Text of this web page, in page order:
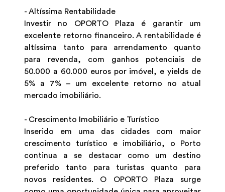
- Altíssima Rentabilidade
Investir no OPORTO Plaza é garantir um
excelente retorno financeiro. A rentabilidade é
altíssima tanto para arrendamento quanto
para revenda, com ganhos potenciais de
50.000 a 60.000 euros por imóvel, e yields de
5% a 7% – um excelente retorno no atual
mercado imobiliário.
- Crescimento Imobiliário e Turístico
Inserido em uma das cidades com maior
crescimento turístico e imobiliário, o Porto
continua a se destacar como um destino
preferido tanto para turistas quanto para
novos residentes. O OPORTO Plaza surge